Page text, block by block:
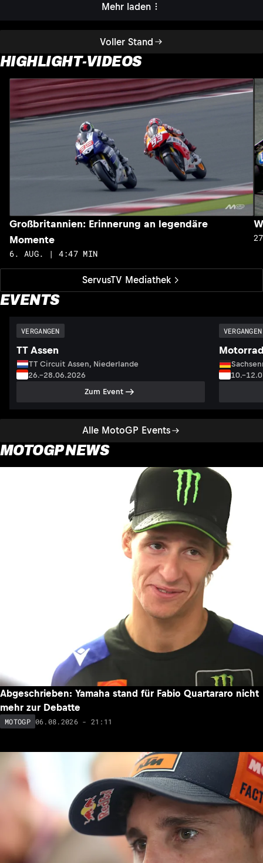
Voller Stand
Mehr laden
HIGHLIGHT-VIDEOS
ServusTV Mediathek
Großbritannien: Erinnerung an legendäre
Momente
6. AUG. | 4:47 MIN
EVENTS
Alle MotoGP Events
VERGANGEN
TT Assen
TT Circuit Assen, Niederlande
26.–28.06.2026
Zum Event
VERGANGEN
MOTOGP NEWS
Abgeschrieben: Yamaha stand für Fabio Quartararo nicht
mehr zur Debatte
MOTOGP 06.08.2026 - 21:11